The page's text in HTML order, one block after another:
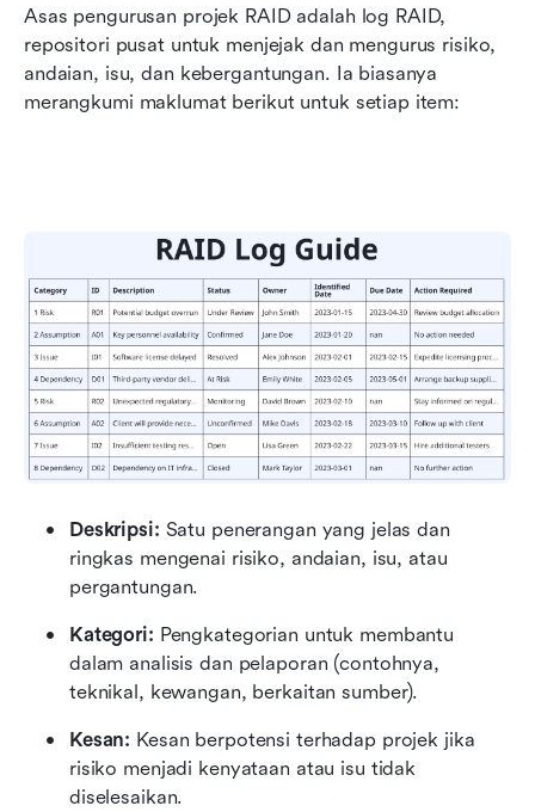
Asas pengurusan projek RAID adalah log RAID,
repositori pusat untuk menjejak dan mengurus risiko,
andaian, isu, dan kebergantungan. Ia biasanya
merangkumi maklumat berikut untuk setiap item:
Deskripsi: Satu penerangan yang jelas dan
ringkas mengenai risiko, andaian, isu, atau
pergantungan.
Kategori: Pengkategorian untuk membantu
dalam analisis dan pelaporan (contohnya,
teknikal, kewangan, berkaitan sumber).
Kesan: Kesan berpotensi terhadap projek jika
risiko menjadi kenyataan atau isu tidak
diselesaikan.